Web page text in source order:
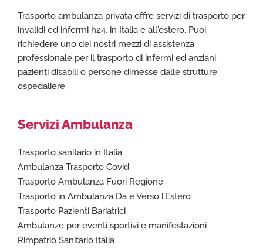
Trasporto ambulanza privata offre servizi di trasporto per
invalidi ed infermi h24, in Italia e all'estero. Puoi
richiedere uno dei nostri mezzi di assistenza
professionale per il trasporto di infermi ed anziani,
pazienti disabili o persone dimesse dalle strutture
ospedaliere.
Servizi Ambulanza
Trasporto sanitario in Italia
Ambulanza Trasporto Covid
Trasporto Ambulanza Fuori Regione
Trasporto in Ambulanza Da e Verso l’Estero
Trasporto Pazienti Bariatrici
Ambulanze per eventi sportivi e manifestazioni
Rimpatrio Sanitario Italia